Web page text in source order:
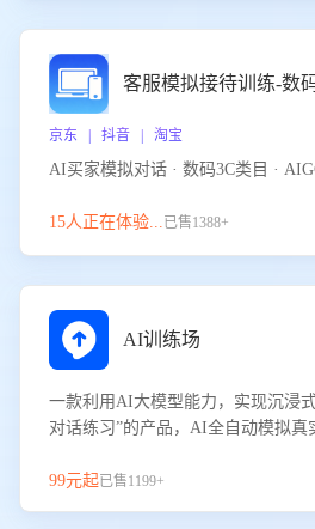
客服模拟接待训练-数
京东 | 抖音 | 淘宝
AI买家模拟对话 · 数码3C类目 ·
15人正在体验...已售1388+
AI训练场
一款利用AI大模型能力，实现沉浸
对话练习”的产品，AI全自动模拟真
服能力。
99元起已售1199+